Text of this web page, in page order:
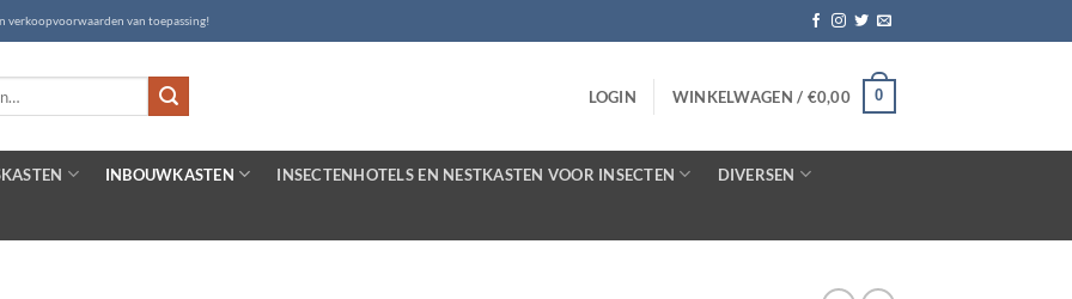
verkoopvoorwaarden van toepassing!
LOGIN WINKELWAGEN / €0,00 0
INBOUWKASTEN INSECTENHOTELS EN NESTKASTEN VOOR INSECTEN DIVERSEN